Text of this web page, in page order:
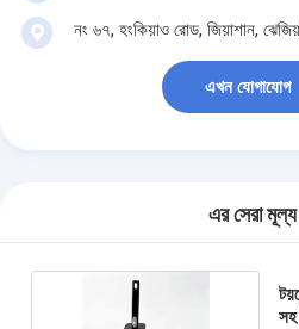
নং ৬৭, হংকিয়াও রোড, জিয়াশান,
এখন যোগাযোগ
এর সেরা
সহ